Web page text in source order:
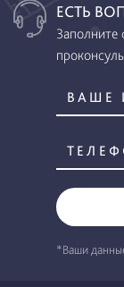
ЕСТЬ
*Ваши